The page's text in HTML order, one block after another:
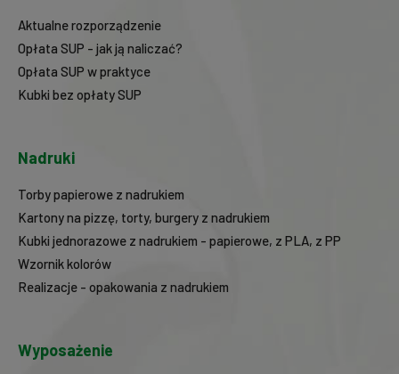
Aktualne rozporządzenie
Opłata SUP - jak ją naliczać?
Opłata SUP w praktyce
Kubki bez opłaty SUP
Nadruki
Torby papierowe z nadrukiem
Kartony na pizzę, torty, burgery z nadrukiem
Kubki jednorazowe z nadrukiem - papierowe, z PLA, z PP
Wzornik kolorów
Realizacje - opakowania z nadrukiem
Wyposażenie